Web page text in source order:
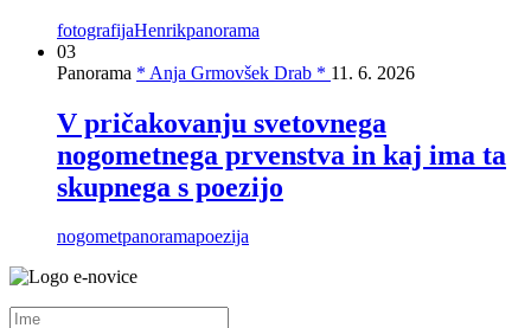
fotografijaHenrikpanorama
03
Panorama * Anja Grmovšek Drab * 11. 6. 2026
V pričakovanju svetovnega
nogometnega prvenstva in kaj ima ta
skupnega s poezijo
nogometpanoramapoezija
e-novice